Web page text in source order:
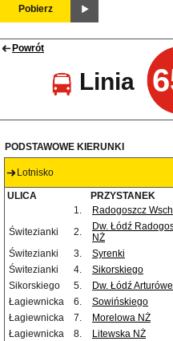
Pobierz
Powrót
Linia
PODSTAWOWE KIERUNKI
Lotnisko
ULICA PRZYSTANEK
1.
Radogoszcz
Świtezianki
2.
Dw. Łódź
NŻ
Świtezianki 3. Syrenki
Świtezianki
4. Sikorskiego
Sikorskiego
5. Dw. Łódź
Łagiewnicka
6. Sowińskiego
Łagiewnicka
7. Morelowa NŻ
Łagiewnicka
8. Litewska NŻ